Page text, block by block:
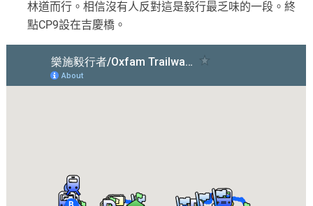
林道而行。相信沒有人反對這是毅行最乏味的一段。終
點CP9設在吉慶橋。